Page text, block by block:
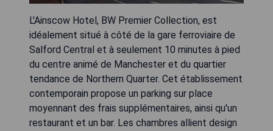
L'Ainscow Hotel, BW Premier Collection, est
idéalement situé à côté de la gare ferroviaire de
Salford Central et à seulement 10 minutes à pied
du centre animé de Manchester et du quartier
tendance de Northern Quarter. Cet établissement
contemporain propose un parking sur place
moyennant des frais supplémentaires, ainsi qu'un
restaurant et un bar. Les chambres allient design